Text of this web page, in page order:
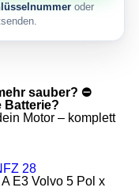
oder
sauber? ⛔
Batterie?
Motor – komplett
28
E3 Volvo 5 Pol x